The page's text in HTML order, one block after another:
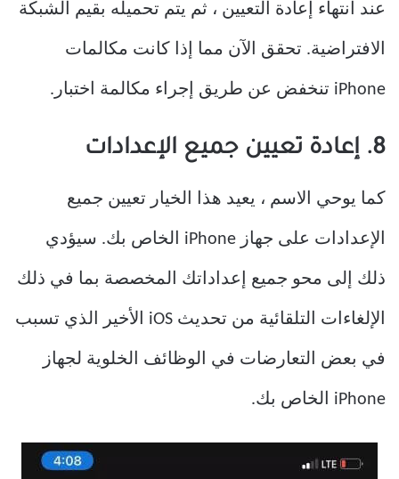
عند انتهاء إعادة التعيين ، ثم يتم تحميله بقيم الشبكة
الافتراضية. تحقق الآن مما إذا كانت مكالمات
iPhone تنخفض عن طريق إجراء مكالمة اختبار.
8. إعادة تعيين جميع الإعدادات
كما يوحي الاسم ، يعيد هذا الخيار تعيين جميع
الإعدادات على جهاز iPhone الخاص بك. سيؤدي
ذلك إلى محو جميع إعداداتك المخصصة بما في ذلك
الإلغاءات التلقائية من تحديث iOS الأخير الذي تسبب
في بعض التعارضات في الوظائف الخلوية لجهاز
iPhone الخاص بك.